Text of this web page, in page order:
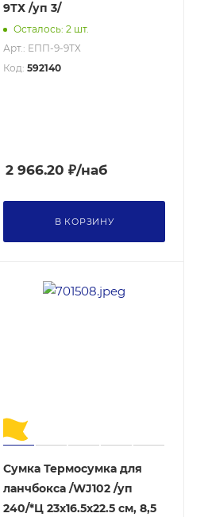
9ТХ /уп 3/
Осталось: 2 шт.
Арт.: ЕПП-9-9ТХ
Код:592140
2 966.20 ₽/наб
В КОРЗИНУ
Сумка Термосумка для
ланчбокса /WJ102 /уп
240/*Ц 23х16.5х22.5 см, 8,5